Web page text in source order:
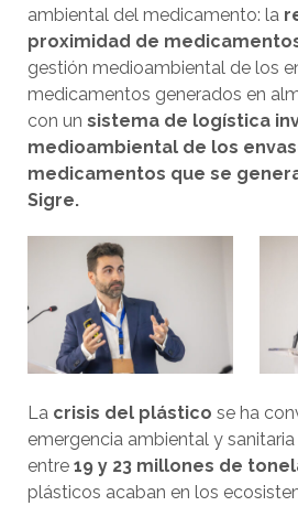
ambiental del medicamento: la
proximidad de
gestión medioambiental de los
medicamentos generados en
con un sistema de logística
medioambiental de los
medicamentos que se
Sigre.
La crisis del plástico se ha
emergencia ambiental y sanitaria
entre 19 y 23 millones de
plásticos acaban en los